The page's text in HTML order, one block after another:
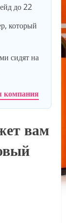
до 22
который
сидят на
компания
вам